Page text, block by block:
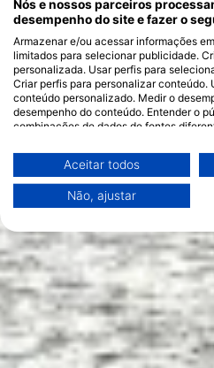
Nós e nossos parceiros
desempenho do site e fazer o
Armazenar e/ou acessar informações
limitados para selecionar publicidade.
personalizada. Usar perfis para
Criar perfis para personalizar conteúdo.
conteúdo personalizado. Medir o
desempenho do conteúdo. Entender o
combinações de dados de fontes
Você pode encontrar mais informações
aqui: https://business.safety.google/
Os dados podem ser partilhados fora da
este site/aplicativo.
Ver lista de parceiros (1
Utilizamos os seus dados para as
Finalidades de processamento do IAB:
Armazenar e/ou acessar
dispositivo
Aceitar todos
Não, ajustar